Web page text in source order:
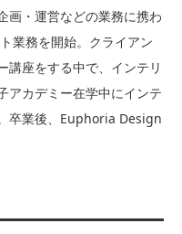
画・運営などの業務に携わ
業務を開始。クライアン
講座をする中で、インテリ
アカデミー在学中にインテ
卒業後、Euphoria Design